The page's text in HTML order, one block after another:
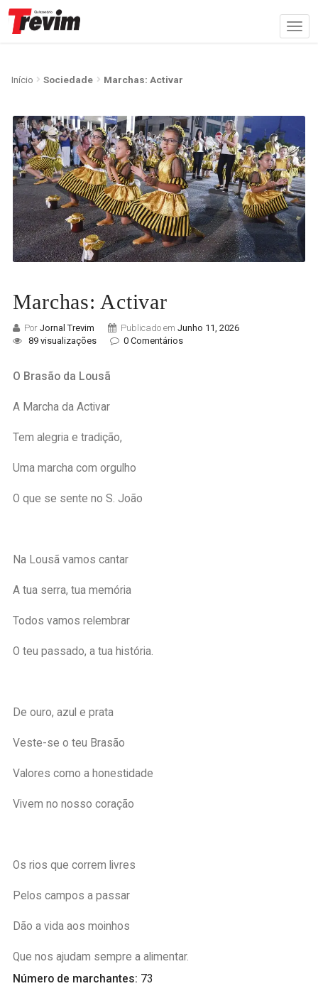
Início Sociedade Marchas: Activar
Marchas: Activar
Por Jornal Trevim Publicado em Junho 11, 2026
89 visualizações
0 Comentários
O Brasão da Lousã
A Marcha da Activar
Tem alegria e tradição,
Uma marcha com orgulho
O que se sente no S. João
Na Lousã vamos cantar
A tua serra, tua memória
Todos vamos relembrar
O teu passado, a tua história.
De ouro, azul e prata
Veste-se o teu Brasão
Valores como a honestidade
Vivem no nosso coração
Os rios que correm livres
Pelos campos a passar
Dão a vida aos moinhos
Que nos ajudam sempre a alimentar.
Número de marchantes: 73